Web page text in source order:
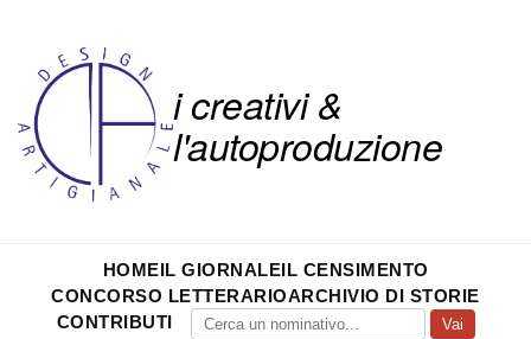
i creativi &
l'autoproduzione
HOMEIL GIORNALEIL CENSIMENTO
CONCORSO LETTERARIOARCHIVIO DI STORIE
CONTRIBUTI
Vai